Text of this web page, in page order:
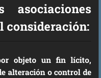
asociaciones
consideración:
objeto un fin lícito,
alteración o control de